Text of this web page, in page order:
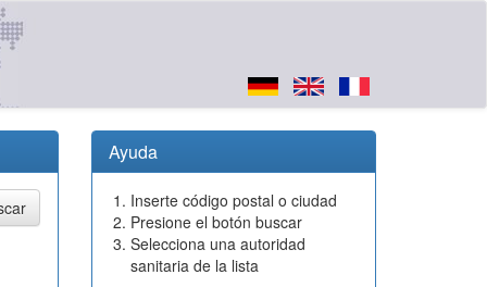
Ayuda
Inserte código postal o ciudad
Presione el botón buscar
Selecciona una autoridad
sanitaria de la lista